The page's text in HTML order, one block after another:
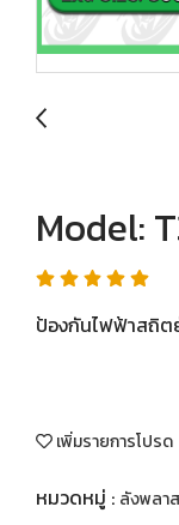
Model:
ป้องกันไฟฟ้าสถิต
เพิ่มรายการโปรด
หมวดหมู่ : ลังพลา